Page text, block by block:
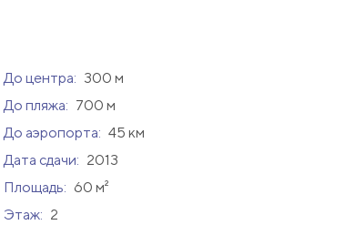
До центра: 300 м
До пляжа: 700 м
До аэропорта: 45 км
Дата сдачи: 2013
Площадь: 60 м²
Этаж: 2